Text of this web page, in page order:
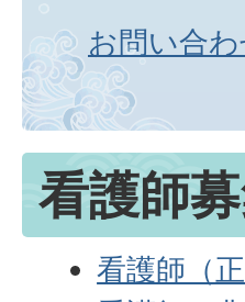
お問い合
看護師募
看護師（